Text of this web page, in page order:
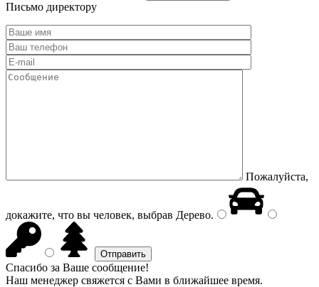
Письмо директору
Пожалуйста,
докажите, что вы человек, выбрав Дерево.
Спасибо за Ваше сообщение!
Наш менеджер свяжется с Вами в ближайшее время.